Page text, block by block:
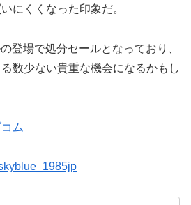
にくくなった印象だ。
登場で処分セールとなっており、
数少ない貴重な機会になるかもし
ム